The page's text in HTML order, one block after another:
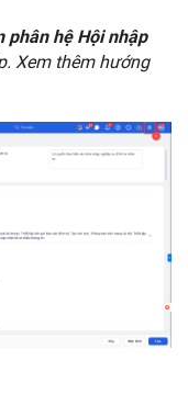
phân hệ Hội nhập
Xem thêm hướng